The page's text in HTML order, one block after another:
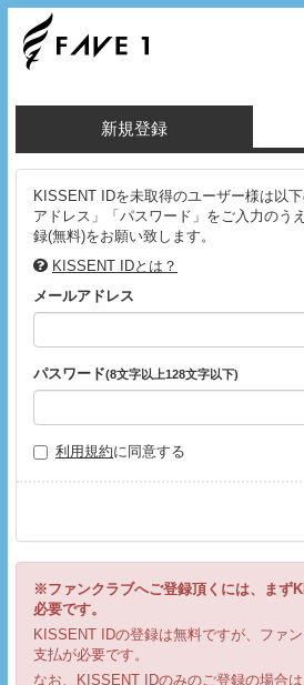
新規登録
KISSENT IDを未取得のユーザー様は以
アドレス」「パスワード」をご入力のう
録(無料)をお願い致します。
KISSENT IDとは？
メールアドレス
パスワード(8文字以上128文字以下)
利用規約に同意する
※ファンクラブへご登録頂くには、まず
必要です。
KISSENT IDの登録は無料ですが、ファ
支払が必要です。
なお、KISSENT IDのみのご登録の場合